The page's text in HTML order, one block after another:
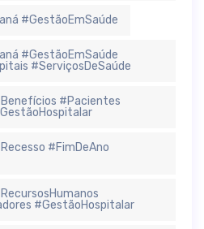
#GestãoEmSaúde
#GestãoEmSaúde
#ServiçosDeSaúde
#Pacientes
#FimDeAno
#GestãoHospitalar